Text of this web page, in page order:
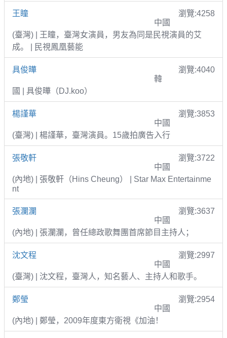
王瞳
瀏覽:4258
中國
(臺灣) | 王瞳，臺灣女演員，男友為同是民視演員的艾
成。 | 民視鳳凰藝能
具俊曄
瀏覽:4040
韓
國 | 具俊曄（DJ.koo）
楊謹華
瀏覽:3853
中國
(臺灣) | 楊謹華，臺灣演員。15歲拍廣告入行
張敬軒
瀏覽:3722
中國
(內地) | 張敬軒（Hins Cheung） | Star Max Entertainme
nt
張瀾瀾
瀏覽:3637
中國
(內地) | 張瀾瀾，曾任總政歌舞團首席節目主持人；
沈文程
瀏覽:2997
中國
(臺灣) | 沈文程，臺灣人，知名藝人、主持人和歌手。
鄭瑩
瀏覽:2954
中國
(內地) | 鄭瑩，2009年度東方衛視《加油！